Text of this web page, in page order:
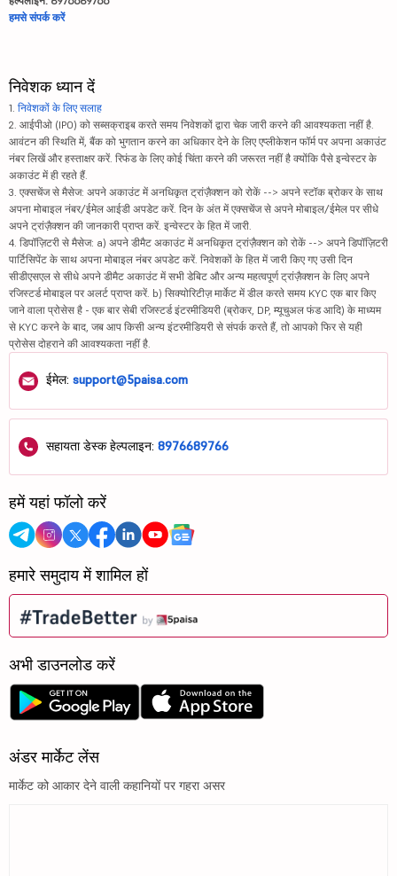
हमसे संपर्क करें
निवेशक ध्यान दें
1. निवेशकों के लिए सलाह
2. आईपीओ (IPO) को सब्सक्राइब करते समय निवेशकों द्वारा चेक जारी करने की आवश्यकता नहीं है.
आवंटन की स्थिति में, बैंक को भुगतान करने का अधिकार देने के लिए एप्लीकेशन फॉर्म पर अपना अकाउंट
नंबर लिखें और हस्ताक्षर करें. रिफंड के लिए कोई चिंता करने की जरूरत नहीं है क्योंकि पैसे इन्वेस्टर के
अकाउंट में ही रहते हैं.
3. एक्सचेंज से मैसेज: अपने अकाउंट में अनधिकृत ट्रांज़ैक्शन को रोकें --> अपने स्टॉक ब्रोकर के साथ
अपना मोबाइल नंबर/ईमेल आईडी अपडेट करें. दिन के अंत में एक्सचेंज से अपने मोबाइल/ईमेल पर सीधे
अपने ट्रांज़ैक्शन की जानकारी प्राप्त करें. इन्वेस्टर के हित में जारी.
4. डिपॉज़िटरी से मैसेज: a) अपने डीमैट अकाउंट में अनधिकृत ट्रांज़ैक्शन को रोकें --> अपने डिपॉज़िटरी
पार्टिसिपेंट के साथ अपना मोबाइल नंबर अपडेट करें. निवेशकों के हित में जारी किए गए उसी दिन
सीडीएसएल से सीधे अपने डीमैट अकाउंट में सभी डेबिट और अन्य महत्वपूर्ण ट्रांज़ैक्शन के लिए अपने
रजिस्टर्ड मोबाइल पर अलर्ट प्राप्त करें. b) सिक्योरिटीज़ मार्केट में डील करते समय KYC एक बार किए
जाने वाला प्रोसेस है - एक बार सेबी रजिस्टर्ड इंटरमीडियरी (ब्रोकर, DP, म्यूचुअल फंड आदि) के माध्यम
से KYC करने के बाद, जब आप किसी अन्य इंटरमीडियरी से संपर्क करते हैं, तो आपको फिर से यही
प्रोसेस दोहराने की आवश्यकता नहीं है.
ईमेल: support@5paisa.com
सहायता डेस्क हेल्पलाइन: 8976689766
हमें यहां फॉलो करें
हमारे समुदाय में शामिल हों
अभी डाउनलोड करें
अंडर मार्केट लेंस
मार्केट को आकार देने वाली कहानियों पर गहरा असर